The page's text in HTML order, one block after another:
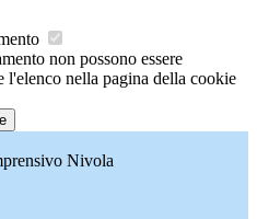
non possono essere
l'elenco nella pagina della cookie
Nivola